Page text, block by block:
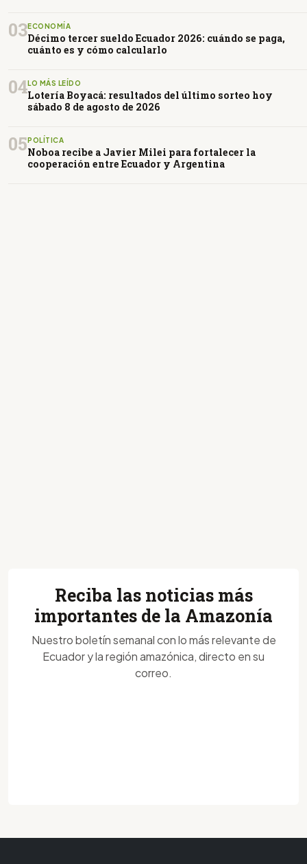
03ECONOMÍA
Décimo tercer sueldo Ecuador 2026: cuándo se paga,
cuánto es y cómo calcularlo
04LO MÁS LEÍDO
Lotería Boyacá: resultados del último sorteo hoy
sábado 8 de agosto de 2026
05POLÍTICA
Noboa recibe a Javier Milei para fortalecer la
cooperación entre Ecuador y Argentina
Reciba las noticias más
importantes de la Amazonía
Nuestro boletín semanal con lo más relevante de
Ecuador y la región amazónica, directo en su
correo.